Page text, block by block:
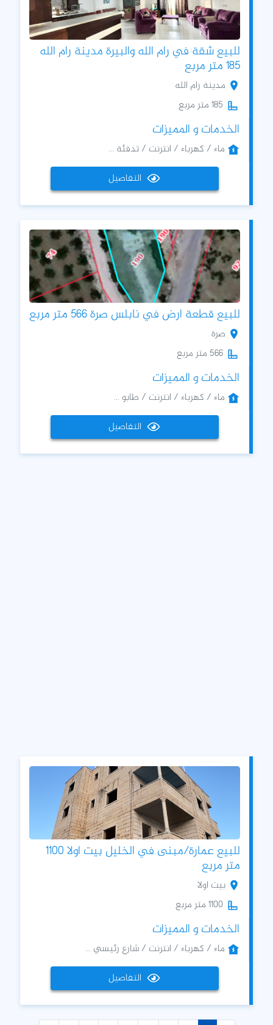
للبيع شقة في رام الله والبيرة مدينة رام الله
185 متر مربع
مدينة رام الله
185 متر مربع
الخدمات و المميزات
ماء / كهرباء / انترنت / تدفئة ...
التفاصيل
للبيع قطعة ارض في نابلس صرة 566 متر مربع
صرة
566 متر مربع
الخدمات و المميزات
ماء / كهرباء / انترنت / طابو ...
التفاصيل
للبيع عمارة/مبنى في الخليل بيت اولا 1100
متر مربع
بيت اولا
1100 متر مربع
الخدمات و المميزات
ماء / كهرباء / انترنت / شارع رئيسي ...
التفاصيل